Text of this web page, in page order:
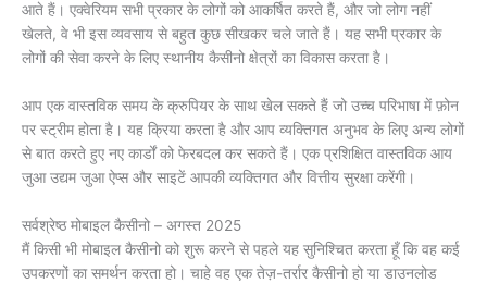
आते हैं। एक्वेरियम सभी प्रकार के लोगों को आकर्षित करते हैं, और जो लोग नहीं
खेलते, वे भी इस व्यवसाय से बहुत कुछ सीखकर चले जाते हैं। यह सभी प्रकार के
लोगों की सेवा करने के लिए स्थानीय कैसीनो क्षेत्रों का विकास करता है।
आप एक वास्तविक समय के क्रुपियर के साथ खेल सकते हैं जो उच्च परिभाषा में फ़ोन
पर स्ट्रीम होता है। यह क्रिया करता है और आप व्यक्तिगत अनुभव के लिए अन्य लोगों
से बात करते हुए नए कार्डों को फेरबदल कर सकते हैं। एक प्रशिक्षित वास्तविक आय
जुआ उद्यम जुआ ऐप्स और साइटें आपकी व्यक्तिगत और वित्तीय सुरक्षा करेंगी।
सर्वश्रेष्ठ मोबाइल कैसीनो – अगस्त 2025
मैं किसी भी मोबाइल कैसीनो को शुरू करने से पहले यह सुनिश्चित करता हूँ कि वह कई
उपकरणों का समर्थन करता हो। चाहे वह एक तेज़-तर्रार कैसीनो हो या डाउनलोड